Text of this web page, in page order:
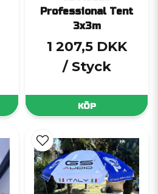
Professional Tent
3x3m
1 207,5 DKK
/ Styck
KÖP